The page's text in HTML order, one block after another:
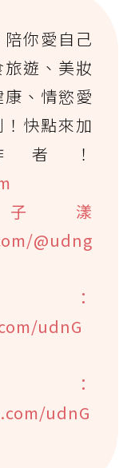
你愛自己
遊、美妝
、情慾愛
快點來加
者！
漾
@udng
udnG
udnG